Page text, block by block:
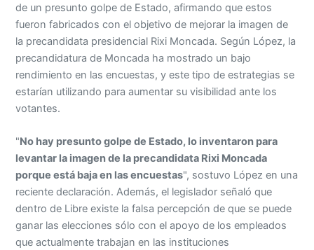
de un presunto golpe de Estado, afirmando que estos
fueron fabricados con el objetivo de mejorar la imagen de
la precandidata presidencial Rixi Moncada. Según López, la
precandidatura de Moncada ha mostrado un bajo
rendimiento en las encuestas, y este tipo de estrategias se
estarían utilizando para aumentar su visibilidad ante los
votantes.
"No hay presunto golpe de Estado, lo inventaron para
levantar la imagen de la precandidata Rixi Moncada
porque está baja en las encuestas", sostuvo López en una
reciente declaración. Además, el legislador señaló que
dentro de Libre existe la falsa percepción de que se puede
ganar las elecciones sólo con el apoyo de los empleados
que actualmente trabajan en las instituciones